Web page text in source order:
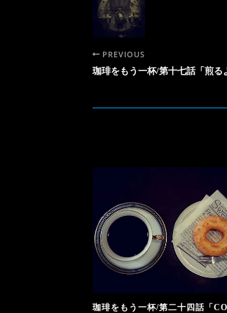
PREVIOUS
珈琲をもう一杯/第十七話「煎る
珈琲をもう一杯/第二十四話「